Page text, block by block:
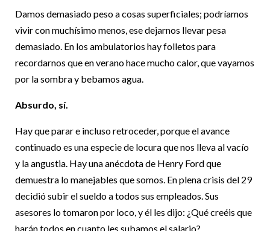
Damos demasiado peso a cosas superficiales; podríamos
vivir con muchísimo menos, ese dejarnos llevar pesa
demasiado. En los ambulatorios hay folletos para
recordarnos que en verano hace mucho calor, que vayamos
por la sombra y bebamos agua.
Absurdo, sí.
Hay que parar e incluso retroceder, porque el avance
continuado es una especie de locura que nos lleva al vacío
y la angustia. Hay una anécdota de Henry Ford que
demuestra lo manejables que somos. En plena crisis del 29
decidió subir el sueldo a todos sus empleados. Sus
asesores lo tomaron por loco, y él les dijo: ¿Qué creéis que
harán todos en cuanto les subamos el salario?